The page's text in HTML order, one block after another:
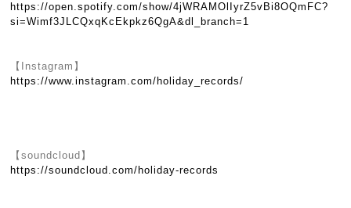
https://open.spotify.com/show/4jWRAMOlIyrZ5vBi8OQmFC?
si=Wimf3JLCQxqKcEkpkz6QgA&dl_branch=1
【Instagram】
https://www.instagram.com/holiday_records/
【soundcloud】
https://soundcloud.com/holiday-records